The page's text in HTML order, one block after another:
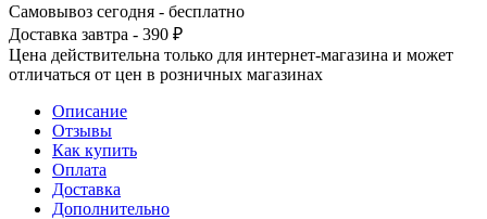
Самовывоз сегодня - бесплатно
Доставка завтра - 390 ₽
Цена действительна только для интернет-магазина и может
отличаться от цен в розничных магазинах
Описание
Отзывы
Как купить
Оплата
Доставка
Дополнительно